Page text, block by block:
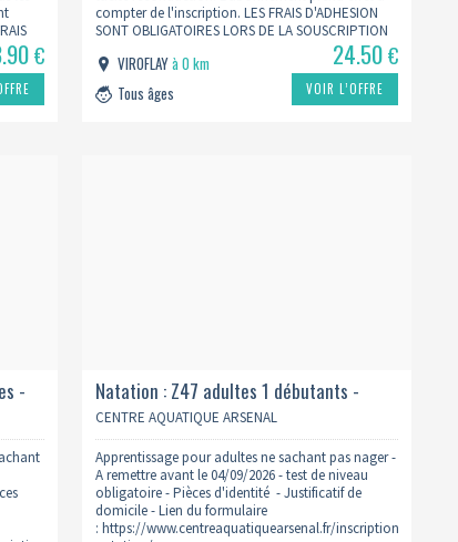
€
compter de l'inscription. LES FRAIS D'ADHESION
SONT OBLIGATOIRES LORS DE LA SOUSCRIPTION
A UN PASS. Ils seront à régler à l'accueil de la
piscine.VIROFLAYà 0 km
Tous âges
24.50€
VOIR L’OFFRE
-
Natation : Z47 adultes 1 débutants -
mardi 21h15 2026/2027
CENTRE AQUATIQUE ARSENAL
Apprentissage pour adultes ne sachant pas nager -
A remettre avant le 04/09/2026 - test de niveau
obligatoire - Pièces d'identité - Justificatif de
domicile - Lien du formulaire
: https://www.centreaquatiquearsenal.fr/inscription-